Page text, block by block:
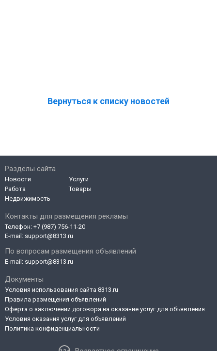
Вернуться к списку новостей
Контакты для размещения рекламы
Телефон: +7 (987) 756-11-20
E-mail: support@8313.ru
По вопросам размещения объявлений
E-mail: support@8313.ru
Документы
Условия использования сайта 8313.ru
Правила размещения объявлений
Оферта о заключении договора на оказание услуг для объявления
Условия оказания услуг для объявлений
Политика конфиденциальности
Разделы сайта
Новости
Работа
Недвижимость
Услуги
Товары